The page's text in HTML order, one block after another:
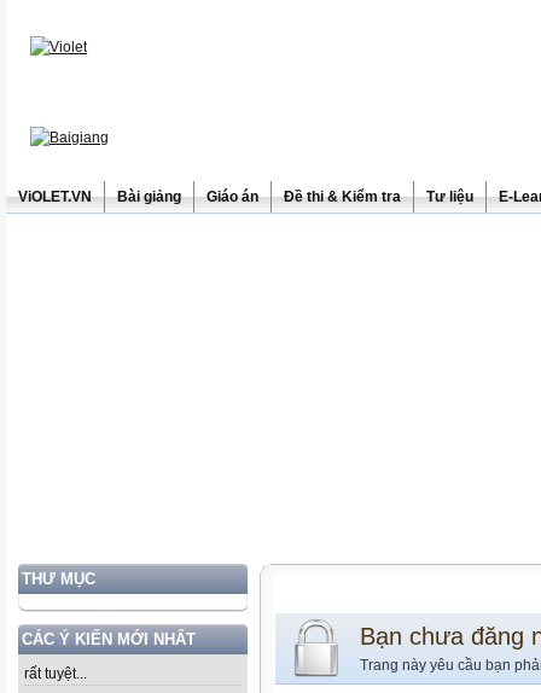
ViOLET.VN Bài giảng Giáo án Đề thi & Kiểm tra Tư liệu E-
THƯ MỤC
CÁC Ý KIẾN MỚI NHẤT
rất tuyệt...
Bạn chưa đăng
Trang này yêu cầu bạn